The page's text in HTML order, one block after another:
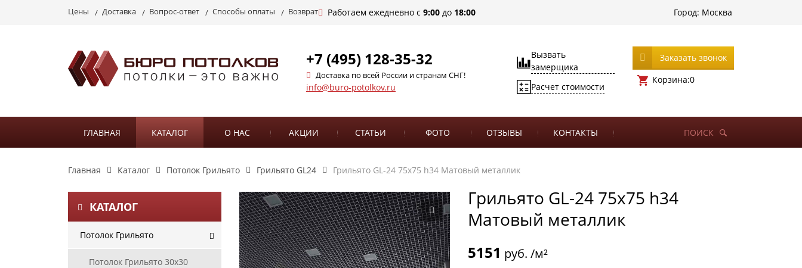
Работаем ежедневно с 9:00 до 18:00 Город: Москва
Цены Доставка Вопрос-ответ Способы оплаты Возврат
+7 (495) 128-35-32
Доставка по всей России и странам СНГ!
info@buro-potolkov.ru
Вызвать
замерщика
Расчет стоимости
Заказать звонок
Корзина:0
ГЛАВНАЯ КАТАЛОГ О НАС АКЦИИ СТАТЬИ ФОТО ОТЗЫВЫ КОНТАКТЫ ПОИСК
Главная Каталог Потолок Грильято Грильято GL24 Грильято GL-24 75х75 h34 Матовый металлик
КАТАЛОГ
Потолок Грильято
Потолок Грильято 30х30
Грильято GL-24 75х75 h34
Матовый металлик
5151 руб. /м²